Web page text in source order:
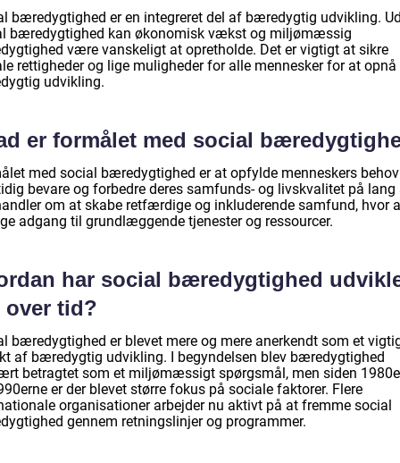
bæredygtighed er en integreret del af bæredygtig udvikling.
bæredygtighed kan økonomisk vækst og miljømæssig
være vanskeligt at opretholde. Det er vigtigt at sikre
rettigheder og lige muligheder for alle mennesker for at opnå
udvikling.
er formålet med social
med social bæredygtighed er at opfylde menneskers
bevare og forbedre deres samfunds- og livskvalitet på lang
om at skabe retfærdige og inkluderende samfund, hvor
adgang til grundlæggende tjenester og ressourcer.
har social bæredygtighed
over tid?
bæredygtighed er blevet mere og mere anerkendt som et
af bæredygtig udvikling. I begyndelsen blev bæredygtighed
betragtet som et miljømæssigt spørgsmål, men siden
er der blevet større fokus på sociale faktorer. Flere
organisationer arbejder nu aktivt på at fremme social
gennem retningslinjer og programmer.